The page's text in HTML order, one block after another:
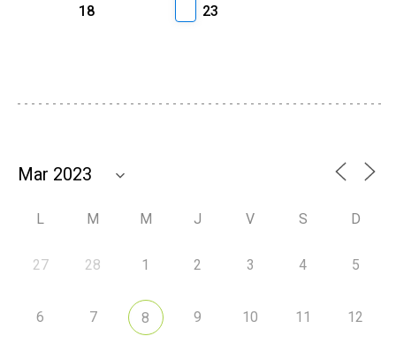
18
23
L M M J V S D
27 28 1 2 3 4 5
6 7 8 9 10 11 12